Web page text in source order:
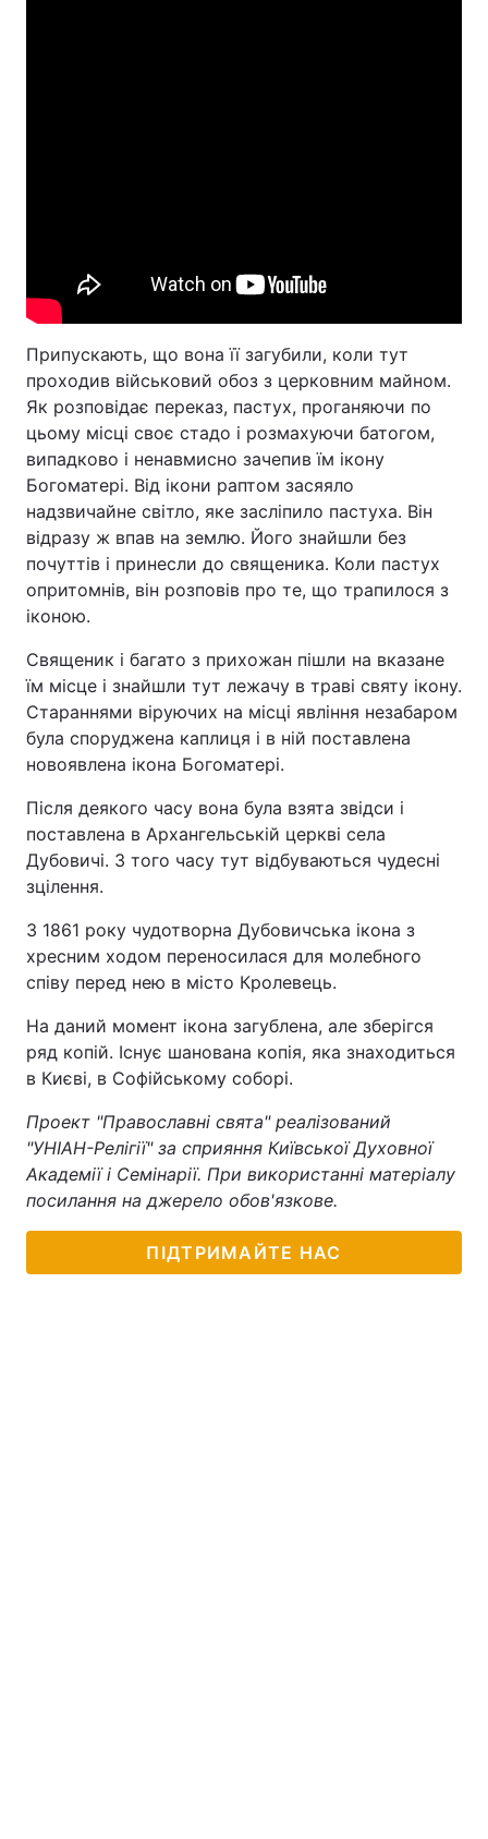
Припускають, що вона її загубили, коли тут
проходив військовий обоз з церковним майном.
Як розповідає переказ, пастух, проганяючи по
цьому місці своє стадо і розмахуючи батогом,
випадково і ненавмисно зачепив їм ікону
Богоматері. Від ікони раптом засяяло
надзвичайне світло, яке засліпило пастуха. Він
відразу ж впав на землю. Його знайшли без
почуттів і принесли до священика. Коли пастух
опритомнів, він розповів про те, що трапилося з
іконою.
Священик і багато з прихожан пішли на вказане
їм місце і знайшли тут лежачу в траві святу ікону.
Стараннями віруючих на місці явління незабаром
була споруджена каплиця і в ній поставлена ​
новоявлена ікона Богоматері.
Після деякого часу вона була взята звідси і
поставлена ​​в Архангельській церкві села
Дубовичі. З того часу тут відбуваються чудесні
зцілення.
З 1861 року чудотворна Дубовичська ікона з
хресним ходом переносилася для молебного
співу перед нею в місто Кролевець.
На даний момент ікона загублена, але зберігся
ряд копій. Існує шанована копія, яка знаходиться
в Києві, в Софійському соборі.
Проект "Православні свята" реалізований
"УНІАН-Релігії" за сприяння Київської Духовної
Академії і Семінарії. При використанні матеріалу
посилання на джерело обов'язкове.
ПІДТРИМАЙТЕ НАС